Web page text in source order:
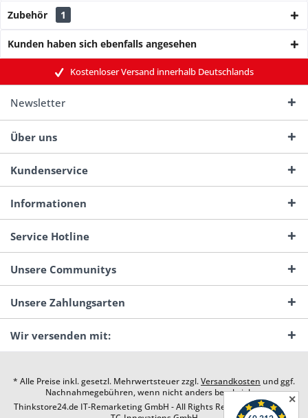
Zubehör 1
Kunden haben sich ebenfalls angesehen
Kostenloser Versand innerhalb Deutschlands
Newsletter
Über uns
Kundenservice
Informationen
Service Hotline
Unsere Communitys
Unsere Zahlungsarten
Wir versenden mit:
* Alle Preise inkl. gesetzl. Mehrwertsteuer zzgl.Versandkosten und ggf.
Nachnahmegebühren, wenn nicht anders beschrieben
Thinkstore24.de IT-Remarketing GmbH - All Rights Reserved. Design by
✕